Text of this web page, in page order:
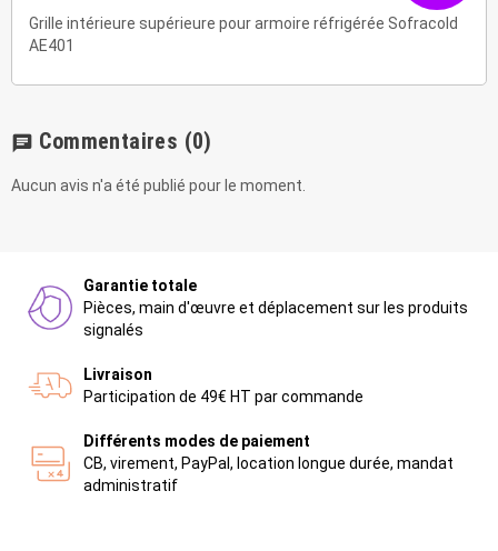
Grille intérieure supérieure pour armoire réfrigérée Sofracold
AE401
chat Commentaires (0)
Aucun avis n'a été publié pour le moment.
Garantie totale
Pièces, main d'œuvre et déplacement sur les produits
signalés
Livraison
Participation de 49€ HT par commande
Différents modes de paiement
CB, virement, PayPal, location longue durée, mandat
administratif